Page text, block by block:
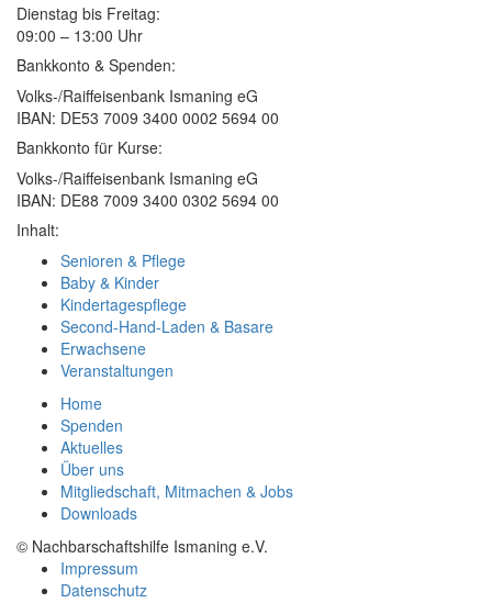
Dienstag bis Freitag:
09:00 – 13:00 Uhr
Bankkonto & Spenden:
Volks-/Raiffeisenbank Ismaning eG
IBAN: DE53 7009 3400 0002 5694 00
Bankkonto für Kurse:
Volks-/Raiffeisenbank Ismaning eG
IBAN: DE88 7009 3400 0302 5694 00
Inhalt:
Senioren & Pflege
Baby & Kinder
Kindertagespflege
Second-Hand-Laden & Basare
Erwachsene
Veranstaltungen
Home
Spenden
Aktuelles
Über uns
Mitgliedschaft, Mitmachen & Jobs
Downloads
© Nachbarschaftshilfe Ismaning e.V.
Impressum
Datenschutz